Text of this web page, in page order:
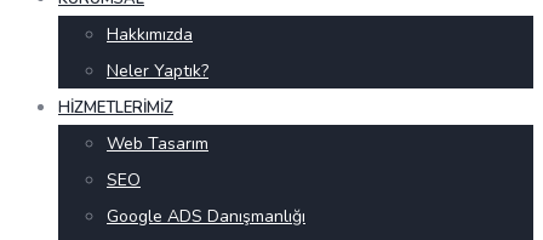
Hakkımızda
Neler Yaptık?
HIZMETLERIMIZ
Web Tasarım
SEO
Google ADS Danışmanlığı